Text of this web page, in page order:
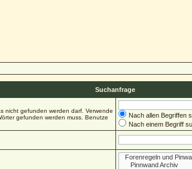
Suchanfrage
nicht gefunden werden darf. Verwende
gefunden werden muss. Benutze
Nach allen Begriffen
Nach einem Begriff